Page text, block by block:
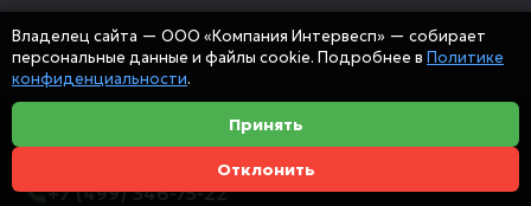
+7 (499) 346-75-22
Владелец сайта — ООО «Компания Интервесп» — собирает
персональные данные и файлы cookie. Подробнее в Политике
конфиденциальности.
Принять
Отклонить